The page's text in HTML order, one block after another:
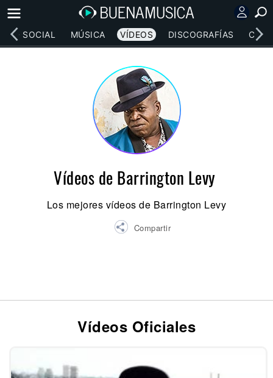
RED SOCIAL MÚSICA VÍDEOS DISCOGRAFÍAS
Vídeos de Barrington Levy
Los mejores vídeos de Barrington Levy
Compartir
Vídeos Oficiales